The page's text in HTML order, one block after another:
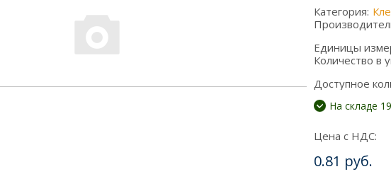
Категория:
Единицы
Количество в
Доступное
На складе
Цена с НДС:
0.81 руб.